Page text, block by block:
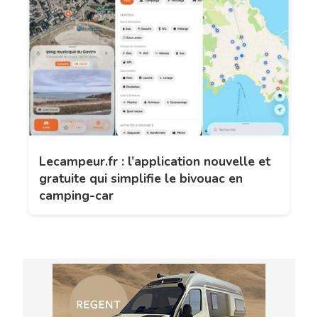
Lecampeur.fr : l’application nouvelle et
gratuite qui simplifie le bivouac en
camping-car